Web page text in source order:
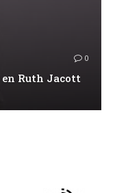
0
Ruth Jacott